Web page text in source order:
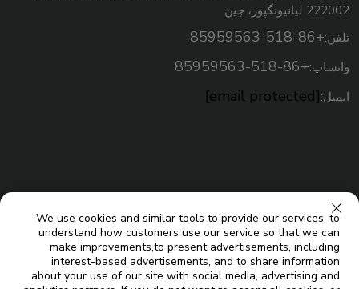
222002 لیانیونگپور، چین
تلفن:+86-518-85959563
واتساپ:+86-518-85959563
ایمیل:[email protected]
We use cookies and similar tools to provide our services, to
understand how customers use our service so that we can
make improvements,to present advertisements, including
interest-based advertisements, and to share information
about your use of our site with social media, advertising and